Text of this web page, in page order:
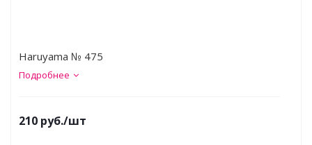
Haruyama № 475
Подробнее
210 руб./шт